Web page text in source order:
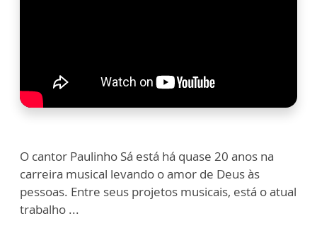
O cantor Paulinho Sá está há quase 20 anos na
carreira musical levando o amor de Deus às
pessoas. Entre seus projetos musicais, está o atual
trabalho ...